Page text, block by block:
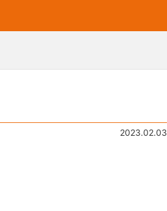
2023.02.03